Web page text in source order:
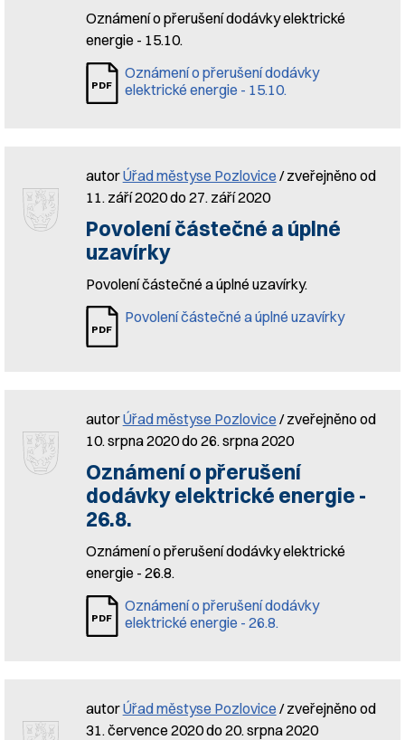
Oznámení o přerušení dodávky elektrické
energie - 15.10.
Oznámení o přerušení dodávky
elektrické energie - 15.10.
autorÚřad městyse Pozlovice / zveřejněno od
11. září 2020 do 27. září 2020
Povolení částečné a úplné
uzavírky
Povolení částečné a úplné uzavírky.
Povolení částečné a úplné uzavírky
autorÚřad městyse Pozlovice / zveřejněno od
10. srpna 2020 do 26. srpna 2020
Oznámení o přerušení
dodávky elektrické energie -
26.8.
Oznámení o přerušení dodávky elektrické
energie - 26.8.
Oznámení o přerušení dodávky
elektrické energie - 26.8.
autorÚřad městyse Pozlovice / zveřejněno od
31. července 2020 do 20. srpna 2020